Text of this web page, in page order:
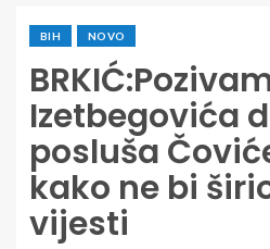
BIH NOVO
Izetbegovića
posluša
kako ne bi
vijesti